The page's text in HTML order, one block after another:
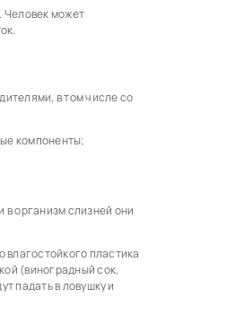
Человек может
в том числе со
компоненты;
в организм слизней они
пластика
(виноградный сок,
падать в ловушку и